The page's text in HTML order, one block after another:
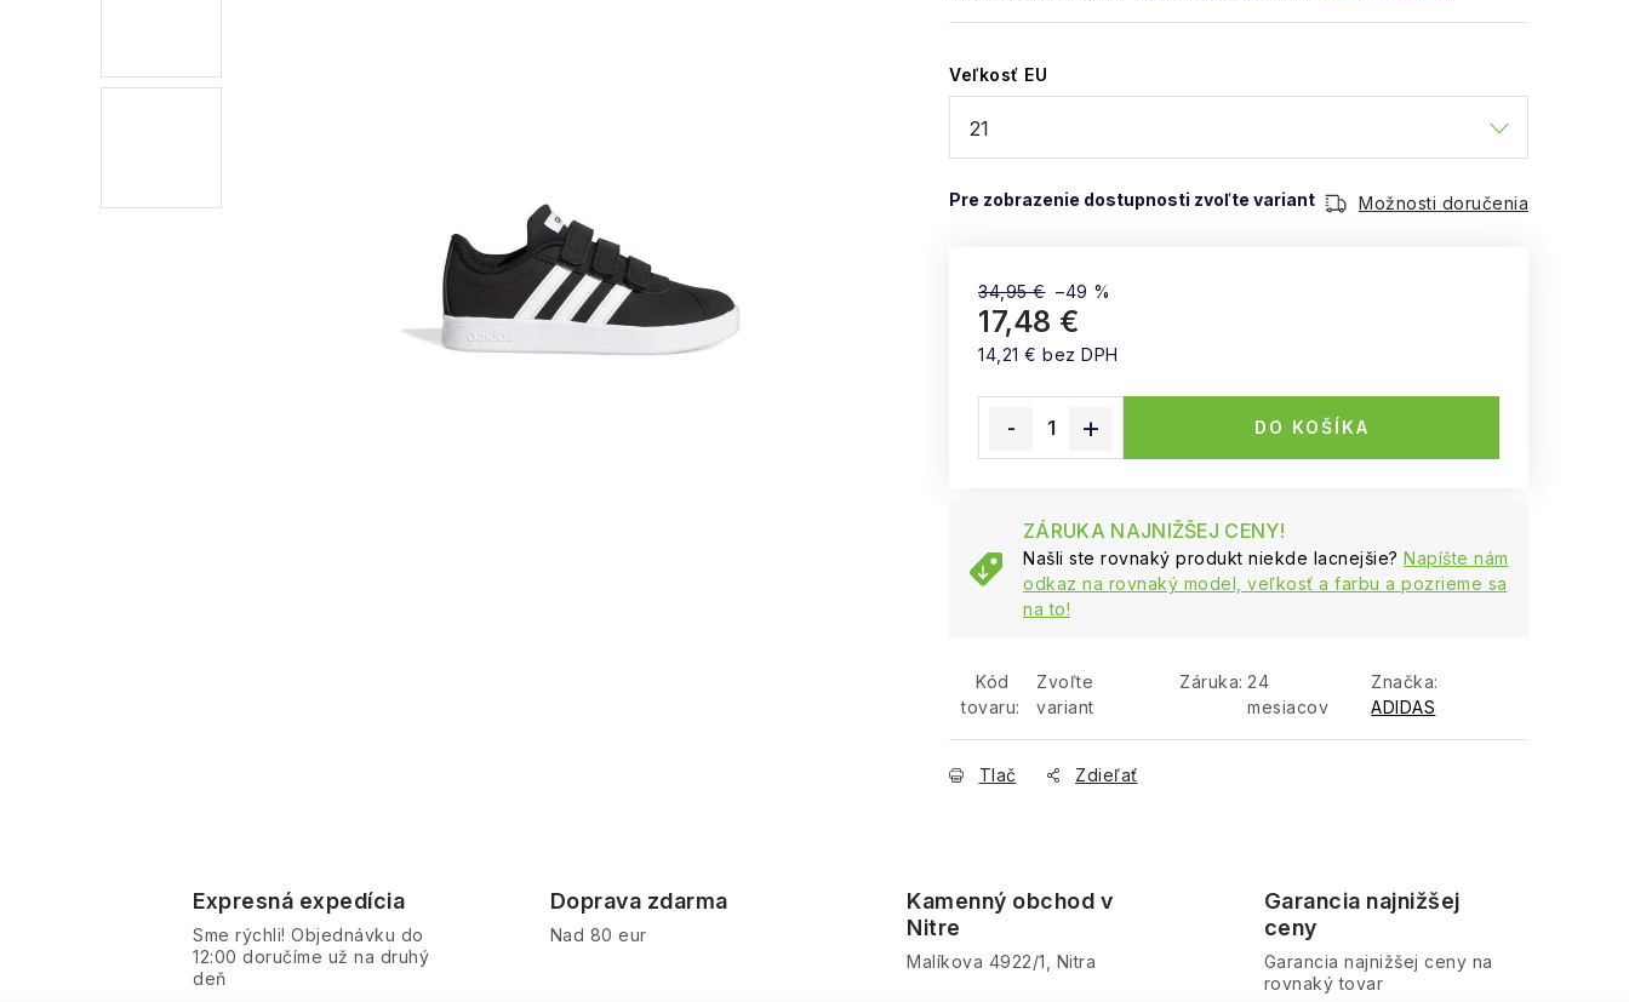
Veľkosť EU
Možnosti doručenia
34,95 € –49 %
17,48 €
14,21 € bez DPH
DO KOŠÍKA
ZÁRUKA NAJNIŽŠEJ CENY!
Našli ste rovnaký produkt niekde lacnejšie? Napíšte nám
odkaz na rovnaký model, veľkosť a farbu a pozrieme sa
na to!
Kód
tovaru:
Zvoľte
variant
Záruka: 24
mesiacov
Značka:
ADIDAS
Tlač Zdieľať
Expresná expedícia
Sme rýchli! Objednávku do
12:00 doručíme už na druhý
deň
Doprava zdarma
Nad 80 eur
Kamenný obchod v
Nitre
Malíkova 4922/1, Nitra
Garancia najnižšej
ceny
Garancia najnižšej ceny na
rovnaký tovar